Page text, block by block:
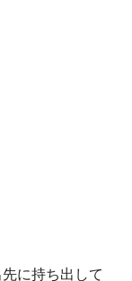
に持ち出して